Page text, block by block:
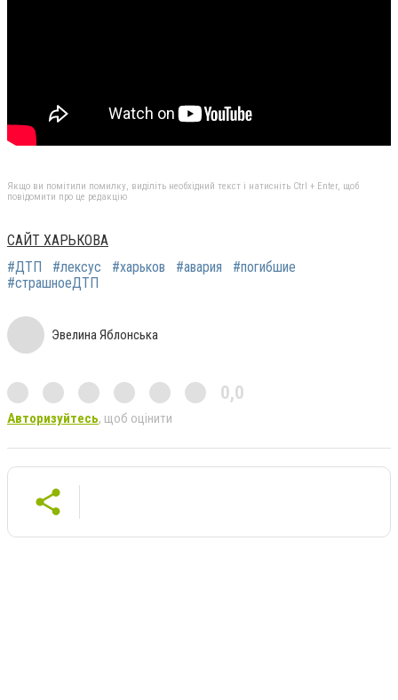
Якщо ви помітили помилку, виділіть необхідний текст і натисніть Ctrl + Enter, щоб
повідомити про це редакцію
САЙТ ХАРЬКОВА
#ДТП
#лексус #харьков #авария
#погибшие
#страшноеДТП
Эвелина Яблонська
0,0
Авторизуйтесь, щоб оцінити